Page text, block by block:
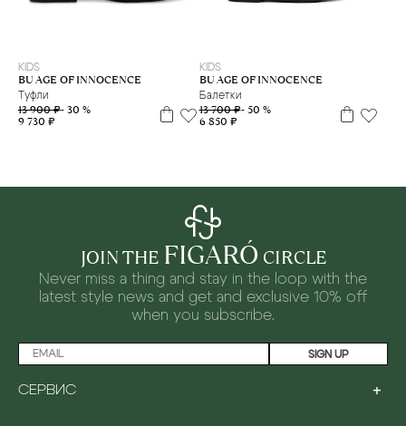
KIDS
BU AGE OF INNOCENCE
Туфли
13 900 ₽- 30 %
9 730 ₽
KIDS
BU AGE OF INNOCENCE
Балетки
13 700 ₽- 50 %
6 850 ₽
СЕРВИС +
JOIN THE FIGARÓ CIRCLE
Never miss a thing and stay in the loop with the
latest style news and get and exclusive 10% off
when you subscribe.
SIGN UP